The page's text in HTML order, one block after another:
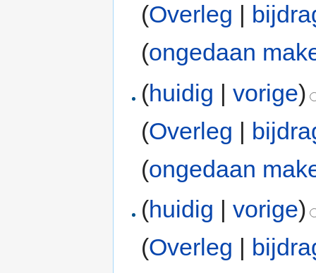
(Overleg |
(ongedaan
(huidig |vorige)
(Overleg |
(ongedaan
(huidig |vorige)
(Overleg |